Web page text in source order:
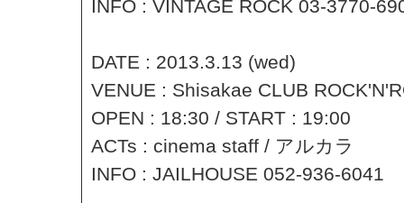
INFO : VINTAGE ROCK 03-3770-
DATE : 2013.3.13 (wed)
VENUE : Shisakae CLUB
OPEN : 18:30 / START : 19:00
ACTs : cinema staff / アルカラ
INFO : JAILHOUSE 052-936-6041